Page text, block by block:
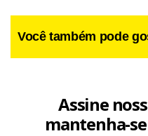
Você também pode
Assine
mantenha-